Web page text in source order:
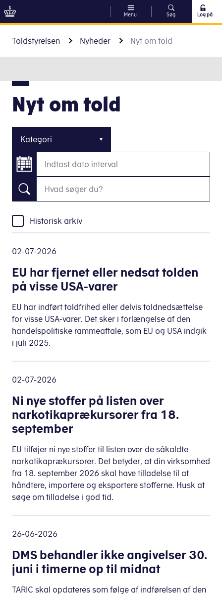
Gå til indhold
Menu Søg Log på
Toldstyrelsen Nyheder Nyt om told
Nyt om told
Kategori
Historisk arkiv
02-07-2026
EU har fjernet eller nedsat tolden
på visse USA-varer
EU har indført toldfrihed eller delvis toldnedsættelse
for visse USA-varer. Det sker i forlængelse af den
handelspolitiske rammeaftale, som EU og USA indgik
i juli 2025.
02-07-2026
Ni nye stoffer på listen over
narkotikaprækursorer fra 18.
september
EU tilføjer ni nye stoffer til listen over de såkaldte
narkotikaprækursorer. Det betyder, at din virksomhed
fra 18. september 2026 skal have tilladelse til at
håndtere, importere og eksportere stofferne. Husk at
søge om tilladelse i god tid.
26-06-2026
DMS behandler ikke angivelser 30.
juni i timerne op til midnat
TARIC skal opdateres som følge af indførelsen af den